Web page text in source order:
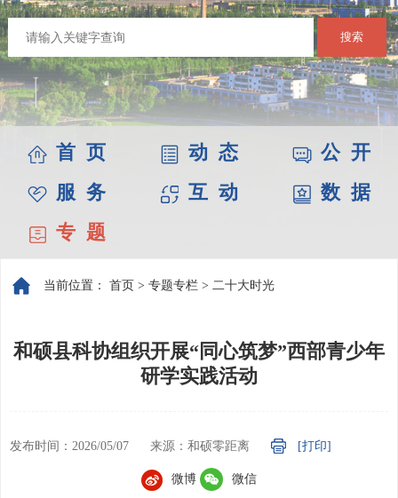
搜索
首 页 动 态
公 开
服 务
互 动
数 据
专 题
当前位置： 首页 > 专题专栏 > 二十大时光
和硕县科协组织开展“同心筑梦”西部青少年
研学实践活动
发布时间：2026/05/07 来源：和硕零距离 [打印]
微博 微信